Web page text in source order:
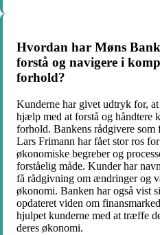
Hvordan har Møns
forstå og navigere i
forhold?
Kunderne har givet udtryk for,
hjælp med at forstå og håndtere
forhold. Bankens rådgivere som
Lars Frimann har fået stor ros
økonomiske begreber og
forståelig måde. Kunder har
få rådgivning om ændringer og
økonomi. Banken har også vist
opdateret viden om
hjulpet kunderne med at træffe
deres økonomi.